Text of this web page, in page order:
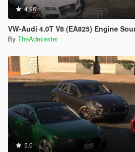
4.96
VW-Audi 4.0T V8 (EA825) Engine Sound
By TheAdmiester
5.0